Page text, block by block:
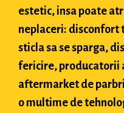
estetic, insa poate
neplaceri: disconfort
sticla sa se sparga,
fericire, producatorii
aftermarket de
o multime de